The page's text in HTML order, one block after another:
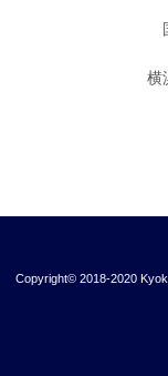
横
Copyright© 2018-2020